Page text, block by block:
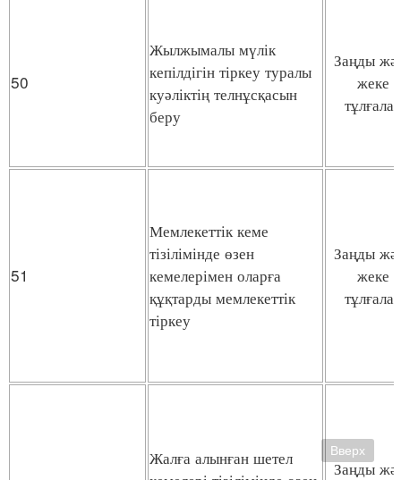
50
Жылжымалы мүлік
кепілдігін тіркеу туралы
куәліктің телнұсқасын
беру
Заңды
жеке
тұлғалар
51
Мемлекеттік кеме
тізілімінде өзен
кемелерімен оларға
құқтарды мемлекеттік
тіркеу
Заңды
жеке
тұлғалар
Жалға алынған шетел
Заңды
Вверх